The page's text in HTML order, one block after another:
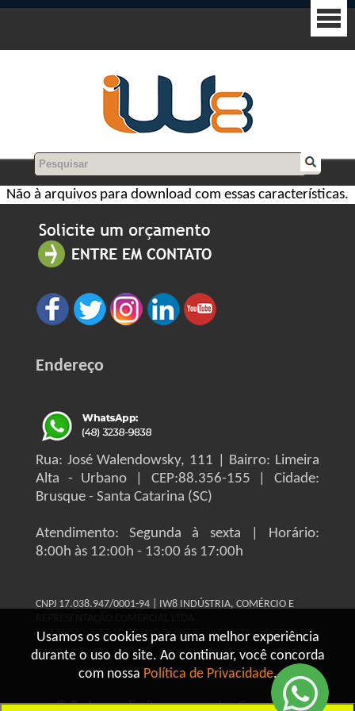
Usamos os cookies para uma melhor experiência
durante o uso do site. Ao continuar, você concorda
com nossa Política de Privacidade.
Não à arquivos para download com essas características.
Endereço
Rua: José Walendowsky, 111 | Bairro: Limeira
Alta - Urbano | CEP:88.356-155 | Cidade:
Brusque - Santa Catarina (SC)
Atendimento: Segunda à sexta | Horário:
8:00h às 12:00h - 13:00 ás 17:00h
CNPJ 17.038.947/0001-94 | IW8 INDÚSTRIA, COMÉRCIO E
© Todos os direitos reservados Grupo IW8